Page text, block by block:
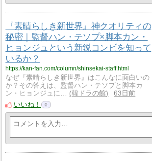
『素晴らしき新世界』神クオリティの
秘密｜監督ハン・テソプ×脚本カン・
ヒョンジュという新鋭コンビを知って
いるか？
https://kan-fan.com/column/shinsekai-staff.html
なぜ『素晴らしき新世界』はこんなに面白いの
か？その答えは、監督ハン・テソプと脚本カ
ン・ヒョンジュに…
韓ドラの館
63日前
いいね！
0